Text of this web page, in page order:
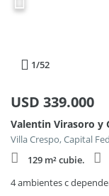
1/52
USD 339.000
Valentin Virasoro y
Villa Crespo, Capital
129 m² cubie.